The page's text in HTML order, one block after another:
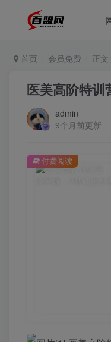
首页 会员免费 正文
医美高阶特训
admin
9个月前更新
付费阅读